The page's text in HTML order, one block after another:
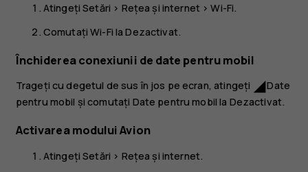
AtingețiSetări > Rețea și internet >Wi-Fi.
ComutațiWi-Fi laDezactivat.
Închiderea conexiunii de date pentru mobil
Trageți cu degetul de sus în jos pe ecran, atingeți network_cellDate
pentru mobil și comutați Date pentru mobil la Dezactivat.
Activarea modului Avion
AtingețiSetări > Rețea și internet.